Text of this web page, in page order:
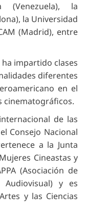
(Venezuela), la
la Universidad
(Madrid), entre
impartido clases
diferentes
en el
cinematográficos.
de las
Consejo Nacional
a la Junta
Cineastas y
(Asociación de
Audiovisual) y es
y las Ciencias